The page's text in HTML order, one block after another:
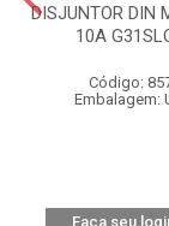
DISJUNTOR DIN
10A
Código:
Embalagem:
Faça seu